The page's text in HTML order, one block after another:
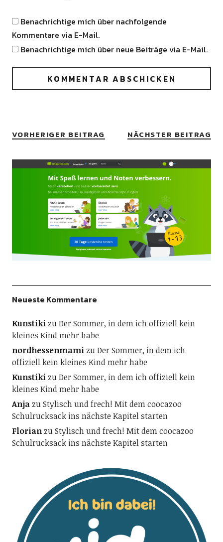
Benachrichtige mich über nachfolgende
Kommentare via E-Mail.
Benachrichtige mich über neue Beiträge via E-Mail.
VORHERIGER BEITRAG NÄCHSTER BEITRAG
Neueste Kommentare
KunstikizuDer Sommer, in dem ich offiziell kein
kleines Kind mehr habe
nordhessenmamizuDer Sommer, in dem ich
offiziell kein kleines Kind mehr habe
KunstikizuDer Sommer, in dem ich offiziell kein
kleines Kind mehr habe
AnjazuStylisch und frech! Mit dem coocazoo
Schulrucksack ins nächste Kapitel starten
FlorianzuStylisch und frech! Mit dem coocazoo
Schulrucksack ins nächste Kapitel starten